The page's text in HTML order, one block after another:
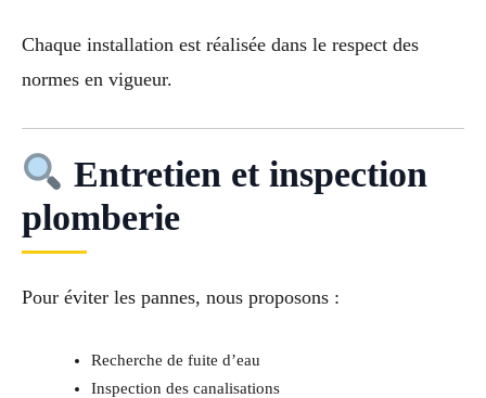
Chaque installation est réalisée dans le respect des
normes en vigueur.
Entretien et inspection
plomberie
Pour éviter les pannes, nous proposons :
Recherche de fuite d’eau
Inspection des canalisations